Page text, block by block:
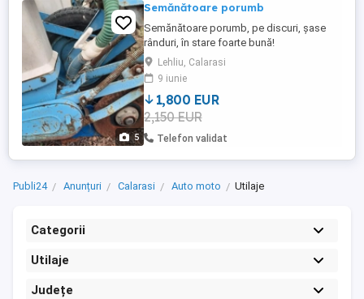
5
Semănătoare porumb
Semănătoare porumb, pe discuri, șase
rânduri, în stare foarte bună!
Lehliu, Calarasi
9 iunie
1,800 EUR
2,150 EUR
Telefon validat
Publi24 Anunțuri Calarasi Auto moto Utilaje
Categorii
Utilaje
Județe